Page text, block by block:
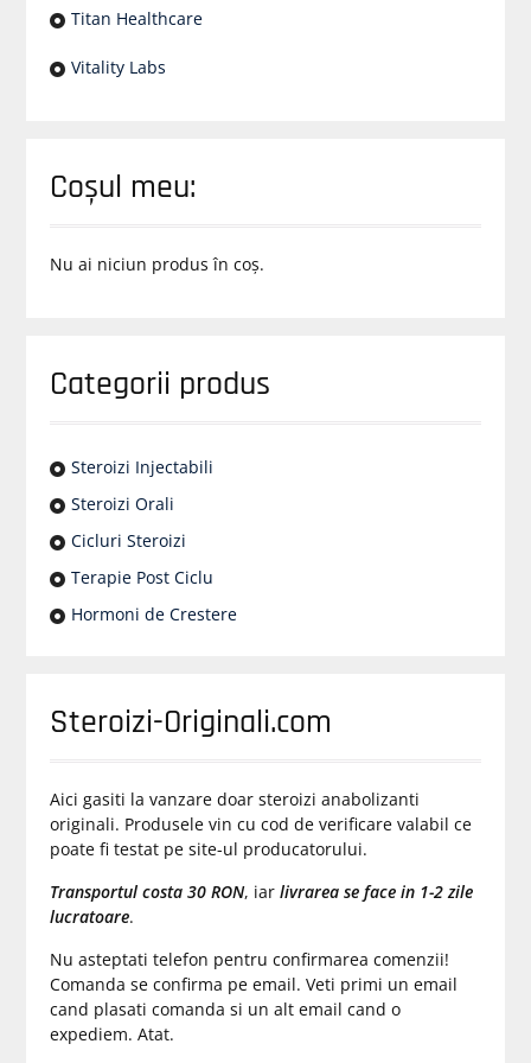
Titan Healthcare
Vitality Labs
Coșul meu:
Nu ai niciun produs în coș.
Categorii produs
Steroizi Injectabili
Steroizi Orali
Cicluri Steroizi
Terapie Post Ciclu
Hormoni de Crestere
Steroizi-Originali.com
Aici gasiti la vanzare doar steroizi anabolizanti
originali. Produsele vin cu cod de verificare valabil ce
poate fi testat pe site-ul producatorului.
Transportul costa 30 RON, iar livrarea se face in 1-2 zile
lucratoare.
Nu asteptati telefon pentru confirmarea comenzii!
Comanda se confirma pe email. Veti primi un email
cand plasati comanda si un alt email cand o
expediem. Atat.